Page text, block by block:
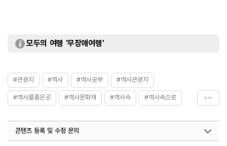
모두의 여행 '무장애여행'
#관광지 #역사 #역사공부 #역사관광지
#역사를품은곳 #역사문화재 #역사속 #역사속으로
#역사탐험 #조헌사당
콘텐츠 등록 및 수정 문의